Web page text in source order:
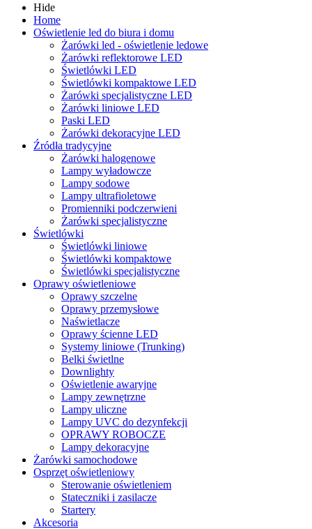
Hide
Home
Oświetlenie led do biura i domu
Żarówki led - oświetlenie ledowe
Żarówki reflektorowe LED
Świetlówki LED
Świetlówki kompaktowe LED
Żarówki specjalistyczne LED
Żarówki liniowe LED
Paski LED
Żarówki dekoracyjne LED
Źródła tradycyjne
Żarówki halogenowe
Lampy wyładowcze
Lampy sodowe
Lampy ultrafioletowe
Promienniki podczerwieni
Żarówki specjalistyczne
Świetlówki
Świetlówki liniowe
Świetlówki kompaktowe
Świetlówki specjalistyczne
Oprawy oświetleniowe
Oprawy szczelne
Oprawy przemysłowe
Naświetlacze
Oprawy ścienne LED
Systemy liniowe (Trunking)
Belki świetlne
Downlighty
Oświetlenie awaryjne
Lampy zewnętrzne
Lampy uliczne
Lampy UVC do dezynfekcji
OPRAWY ROBOCZE
Lampy dekoracyjne
Żarówki samochodowe
Osprzęt oświetleniowy
Sterowanie oświetleniem
Stateczniki i zasilacze
Startery
Akcesoria